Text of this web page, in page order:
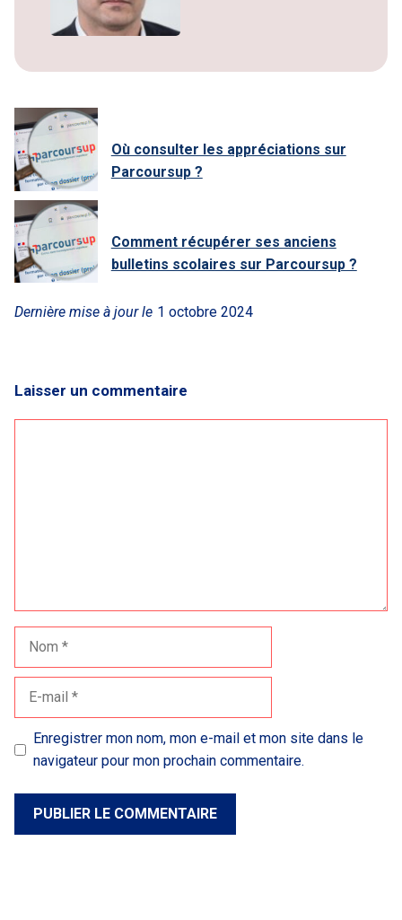
Où consulter les appréciations sur
Parcoursup ?
Comment récupérer ses anciens
bulletins scolaires sur Parcoursup ?
Dernière mise à jour le 1 octobre 2024
Laisser un commentaire
Nom
Enregistrer mon nom, mon e-mail et mon site dans le
navigateur pour mon prochain commentaire.